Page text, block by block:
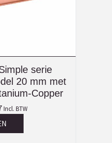
serie
20 mm met
Copper
Incl. BTW